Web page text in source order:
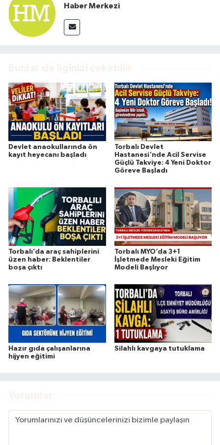
Haber Merkezi
Devlet anaokullarında ön
kayıt heyecanı başladı
Torbalı Devlet
Hastanesi'nde Acil Servise
Güçlü Takviye: 4 Yeni Doktor
Göreve Başladı
Torbalı’da araç sahiplerini
üzen haber: Beklentiler
boşa çıktı
Torbalı MYO’da 3+1
İşletmede Mesleki Eğitim
Modeli Başlıyor
Hazır gıda çalışanlarına
hijyen eğitimi
Silahlı kavgaya tutuklama